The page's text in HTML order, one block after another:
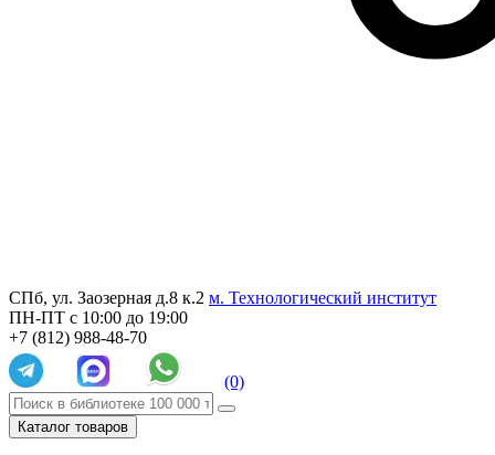
СПб, ул. Заозерная д.8 к.2 м. Технологический институт
ПН-ПТ с 10:00 до 19:00
+7 (812) 988-48-70
(0)
Каталог товаров